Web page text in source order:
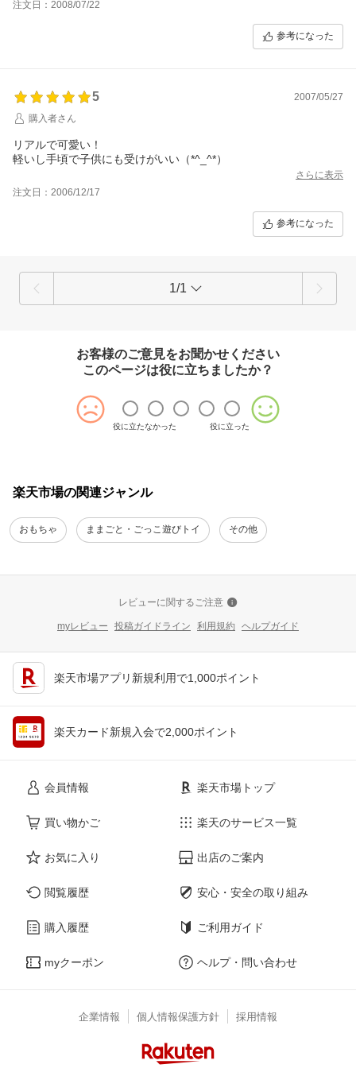
注文日：2008/07/22
参考になった
5
2007/05/27
購入者さん
リアルで可愛い！
軽いし手頃で子供にも受けがいい（*^_^*）
さらに表示
注文日：2006/12/17
参考になった
1/1
お客様のご意見をお聞かせください
このページは役に立ちましたか？
役に立たなかった 役に立った
楽天市場の関連ジャンル
おもちゃ ままごと・ごっこ遊びトイ その他
レビューに関するご注意
myレビュー 投稿ガイドライン 利用規約 ヘルプガイド
楽天市場アプリ新規利用で1,000ポイント
楽天カード新規入会で2,000ポイント
会員情報
買い物かご
お気に入り
閲覧履歴
購入履歴
myクーポン
楽天市場トップ
楽天のサービス一覧
出店のご案内
安心・安全の取り組み
ご利用ガイド
ヘルプ・問い合わせ
企業情報 個人情報保護方針 採用情報